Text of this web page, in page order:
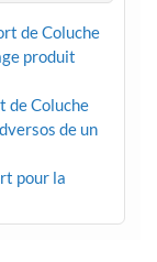
de Coluche
produit
de Coluche
de un
pour la